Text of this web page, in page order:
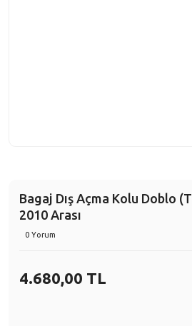
Bagaj Dış Açma Kolu Doblo
2010 Arası
0 Yorum
4.680,00 TL